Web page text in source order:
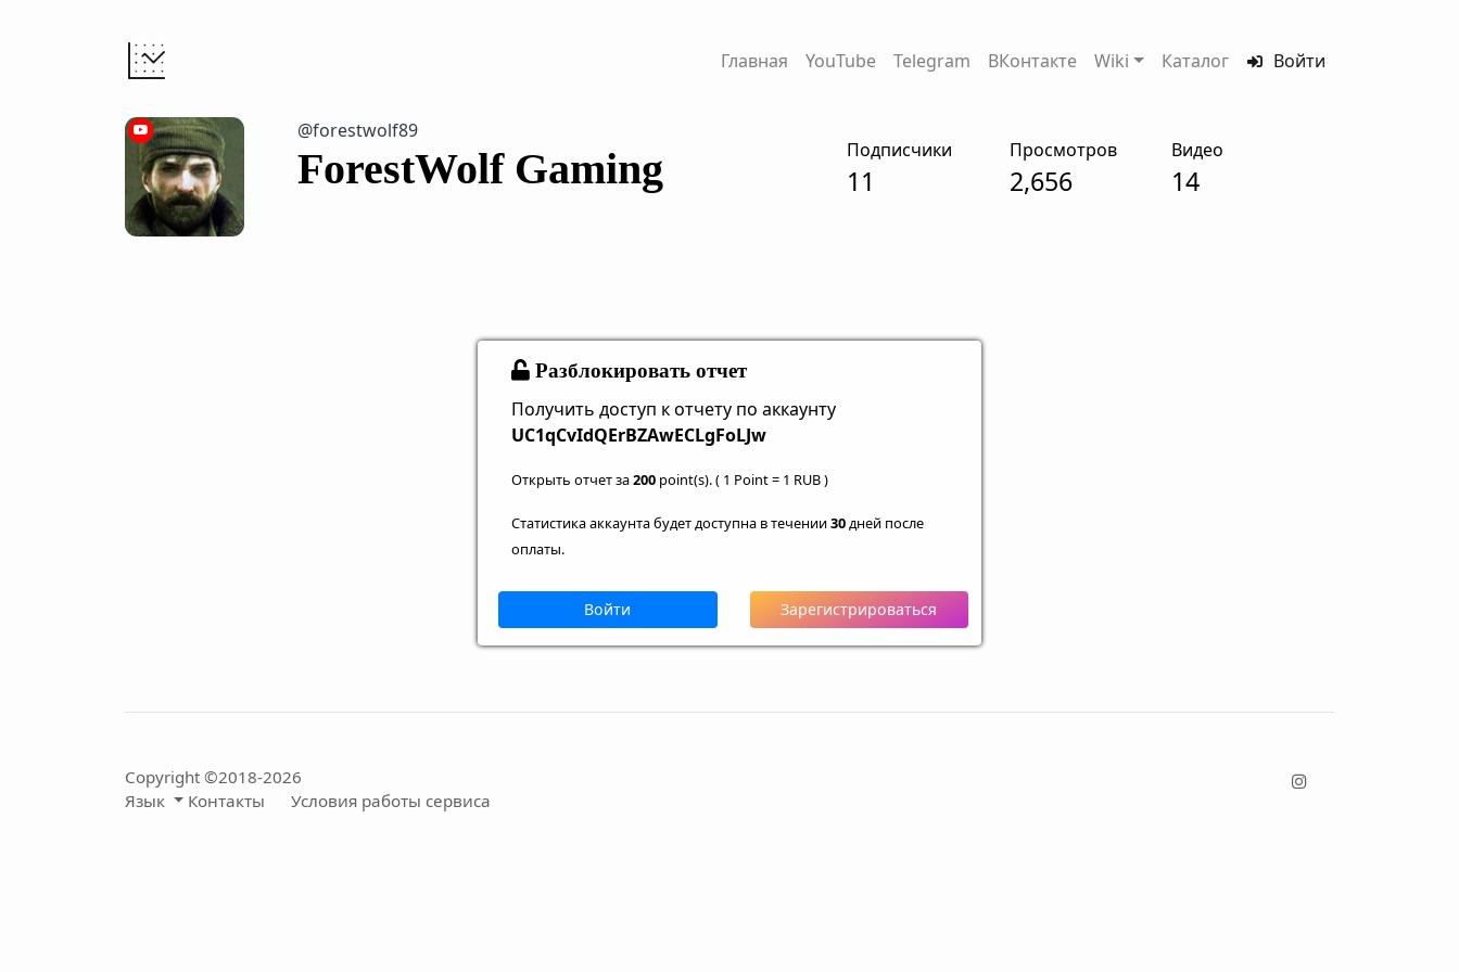
Главная YouTube Telegram ВКонтакте Wiki Каталог Войти
@forestwolf89
ForestWolf Gaming Подписчики
11
Просмотров
2,656
Видео
14
Разблокировать отчет
Получить доступ к отчету по аккаунту
UC1qCvIdQErBZAwECLgFoLJw
Открыть отчет за200point(s). ( 1 Point = 1 RUB )
Статистика аккаунта будет доступна в течении30дней после
оплаты.
Войти Зарегистрироваться
Copyright ©2018-2026
Язык
Контакты Условия работы сервиса